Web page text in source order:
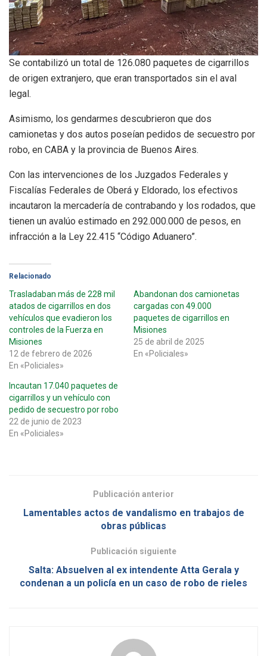
Se contabilizó un total de 126.080 paquetes de cigarrillos
de origen extranjero, que eran transportados sin el aval
legal.
Asimismo, los gendarmes descubrieron que dos
camionetas y dos autos poseían pedidos de secuestro por
robo, en CABA y la provincia de Buenos Aires.
Con las intervenciones de los Juzgados Federales y
Fiscalías Federales de Oberá y Eldorado, los efectivos
incautaron la mercadería de contrabando y los rodados, que
tienen un avalúo estimado en 292.000.000 de pesos, en
infracción a la Ley 22.415 “Código Aduanero”.
Relacionado
Trasladaban más de 228 mil
atados de cigarrillos en dos
vehículos que evadieron los
controles de la Fuerza en
Misiones
12 de febrero de 2026
En «Policiales»
Abandonan dos camionetas
cargadas con 49.000
paquetes de cigarrillos en
Misiones
25 de abril de 2025
En «Policiales»
Incautan 17.040 paquetes de
cigarrillos y un vehículo con
pedido de secuestro por robo
22 de junio de 2023
En «Policiales»
Publicación anterior
Lamentables actos de vandalismo en trabajos de
obras públicas
Publicación siguiente
Salta: Absuelven al ex intendente Atta Gerala y
condenan a un policía en un caso de robo de rieles